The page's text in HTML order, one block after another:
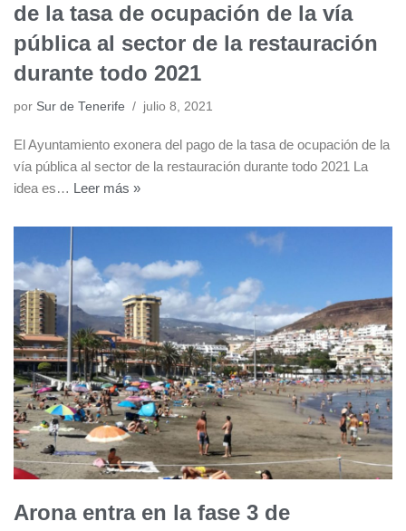
de la tasa de ocupación de la vía
pública al sector de la restauración
durante todo 2021
por Sur de Tenerife julio 8, 2021
El Ayuntamiento exonera del pago de la tasa de ocupación de la
vía pública al sector de la restauración durante todo 2021 La
idea es… Leer más »
Arona entra en la fase 3 de